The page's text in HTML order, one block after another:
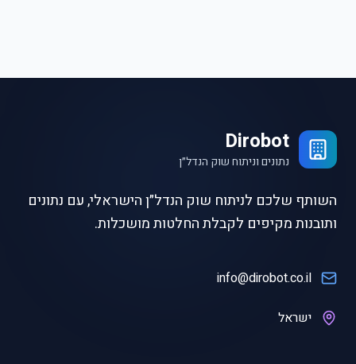
Dirobot
נתונים וניתוח שוק הנדל״ן
השותף שלכם לניתוח שוק הנדל״ן הישראלי, עם נתונים
ותובנות מקיפים לקבלת החלטות מושכלות.
info@dirobot.co.il
ישראל